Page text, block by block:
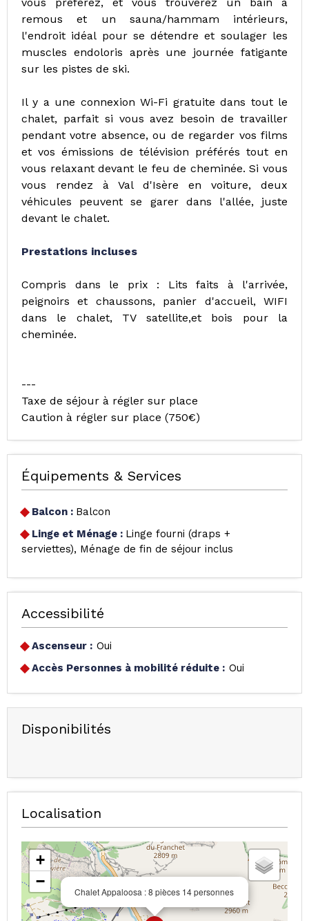
remous et un sauna/hammam intérieurs,
l'endroit idéal pour se détendre et soulager les
muscles endoloris après une journée fatigante
sur les pistes de ski.
Il y a une connexion Wi-Fi gratuite dans tout le
chalet, parfait si vous avez besoin de travailler
pendant votre absence, ou de regarder vos films
et vos émissions de télévision préférés tout en
vous relaxant devant le feu de cheminée. Si vous
vous rendez à Val d'Isère en voiture, deux
véhicules peuvent se garer dans l'allée, juste
devant le chalet.
Prestations incluses
Compris dans le prix : Lits faits à l'arrivée,
peignoirs et chaussons, panier d'accueil, WIFI
dans le chalet, TV satellite,et bois pour la
cheminée.
---
Taxe de séjour à régler sur place
Caution à régler sur place (750€)
Équipements & Services
Balcon : Balcon
Linge et Ménage : Linge fourni (draps +
serviettes)
Ménage de fin de séjour inclus
Accessibilité
Ascenseur : Oui
Accès Personnes à mobilité réduite : Oui
Disponibilités
Localisation
Chalet Appaloosa : 8 pièces 14 personnes
+
−